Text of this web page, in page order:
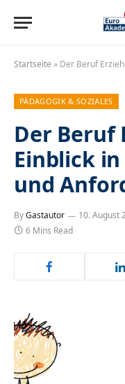
Startseite » Der Beruf
PÄDAGOGIK & SOZIALES
Der Beruf
Einblick
und
ByGastautor 10. August
6 Mins Read